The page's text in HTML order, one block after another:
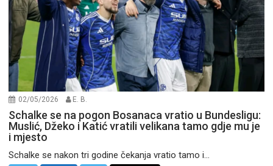
02/05/2026 E. B.
Schalke se na pogon Bosanaca vratio u Bundesligu:
Muslić, Džeko i Katić vratili velikana tamo gdje mu je
i mjesto
Schalke se nakon tri godine čekanja vratio tamo i...